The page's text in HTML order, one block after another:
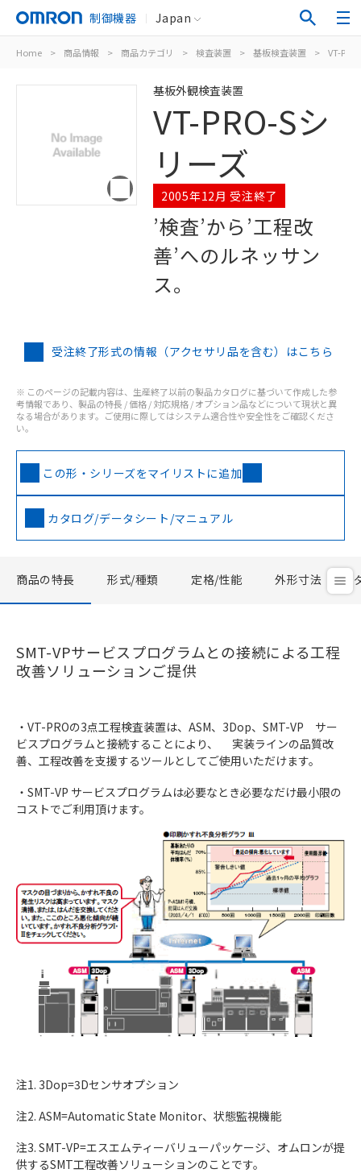
制御機器 Japan
Home > 商品情報 > 商品カテゴリ > 検査装置 > 基板検査装置 > VT-
基板外観検査装置
VT-PRO-Sシ
リーズ
2005年12月 受注終了
’検査’から’工程改
善’へのルネッサン
ス。
受注終了形式の情報（アクセサリ品を含む）はこちら
※ このページの記載内容は、生産終了以前の製品カタログに基づいて作成した参
考情報であり、製品の特長 / 価格 / 対応規格 / オプション品などについて現状と異
なる場合があります。ご使用に際してはシステム適合性や安全性をご確認くださ
い。
この形・シリーズをマイリストに追加
カタログ/データシート/マニュアル
商品の特長 形式/種類 定格/性能 外形寸法
SMT-VPサービスプログラムとの接続による工程
改善ソリューションご提供
・VT-PROの3点工程検査装置は、ASM、3Dop、SMT-VP サー
ビスプログラムと接続することにより、 実装ラインの品質改
善、工程改善を支援するツールとしてご使用いただけます。
・SMT-VP サービスプログラムは必要なとき必要なだけ最小限の
コストでご利用頂けます。
注1. 3Dop=3Dセンサオプション
注2. ASM=Automatic State Monitor、状態監視機能
注3. SMT-VP=エスエムティーバリューパッケージ、オムロンが提
供するSMT工程改善ソリューションのことです。